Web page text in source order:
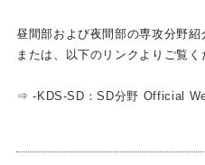
昼間部および夜間部の専攻分野紹
または、以下のリンクよりご覧く
⇒ -KDS-SD：SD分野 Official